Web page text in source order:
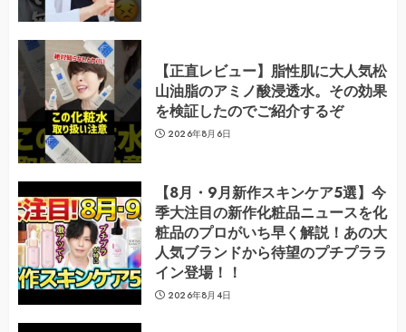
【正直レビュー】脂性肌に大人気松
山油脂のアミノ酸浸透水。その効果
を検証したのでご紹介するぞ
2026年8月6日
【8月・9月新作スキンケア5選】今
季大注目の新作化粧品ニュースを化
粧品のプロがいち早く解説！あの大
人気ブランドから待望のプチプララ
イン登場！！
2026年8月4日